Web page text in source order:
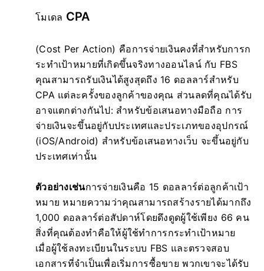
โมเดล CPA
(Cost Per Action) คือการจ่ายเงินคงที่สำหรับการก
ระทำเป้าหมายที่เกิดขึ้นจริงทางออนไลน์ กับ FBS
คุณสามารถรับเงินได้สูงสุดถึง 16 ดอลลาร์สำหรับ
CPA แต่ละครั้งของลูกค้าของคุณ ส่วนลดที่คุณได้รับ
อาจแตกต่างกันไป: สำหรับข้อเสนอทางมือถือ การ
จ่ายเงินจะขึ้นอยู่กับประเทศและประเภทของอุปกรณ์
(iOS/Android) สำหรับข้อเสนอทางเว็บ จะขึ้นอยู่กับ
ประเทศเท่านั้น
ตัวอย่างเช่นการจ่ายเงินคือ 15 ดอลลาร์ต่อลูกค้าเป้า
หมาย หมายความว่าคุณสามารถสร้างรายได้มากถึง
1,000 ดอลลาร์ต่อสัปดาห์โดยดึงดูดผู้ใช้เพียง 66 คน
สิ่งที่คุณต้องทำคือให้ผู้ใช้ทำการกระทำเป้าหมาย
เมื่อผู้ใช้ลงทะเบียนในระบบ FBS และตรวจสอบ
เอกสารที่จำเป็นเพื่อเริ่มการซื้อขาย พวกเขาจะได้รับ